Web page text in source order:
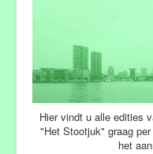
Stootjuk
Folder "de Poort"
Agenda
Hoofdbestuur
Hier vindt u alle edities
"Het Stootjuk" graag
het